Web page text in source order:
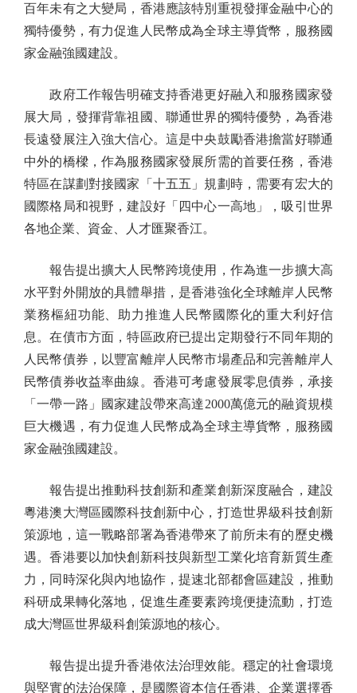
百年未有之大變局，香港應該特別重視發揮金融中心的
獨特優勢，有力促進人民幣成為全球主導貨幣，服務國
家金融強國建設。
政府工作報告明確支持香港更好融入和服務國家發
展大局，發揮背靠祖國、聯通世界的獨特優勢，為香港
長遠發展注入強大信心。這是中央鼓勵香港擔當好聯通
中外的橋樑，作為服務國家發展所需的首要任務，香港
特區在謀劃對接國家「十五五」規劃時，需要有宏大的
國際格局和視野，建設好「四中心一高地」，吸引世界
各地企業、資金、人才匯聚香江。
報告提出擴大人民幣跨境使用，作為進一步擴大高
水平對外開放的具體舉措，是香港強化全球離岸人民幣
業務樞紐功能、助力推進人民幣國際化的重大利好信
息。在債市方面，特區政府已提出定期發行不同年期的
人民幣債券，以豐富離岸人民幣市場產品和完善離岸人
民幣債券收益率曲線。香港可考慮發展零息債券，承接
「一帶一路」國家建設帶來高達2000萬億元的融資規模
巨大機遇，有力促進人民幣成為全球主導貨幣，服務國
家金融強國建設。
報告提出推動科技創新和產業創新深度融合，建設
粵港澳大灣區國際科技創新中心，打造世界級科技創新
策源地，這一戰略部署為香港帶來了前所未有的歷史機
遇。香港要以加快創新科技與新型工業化培育新質生產
力，同時深化與內地協作，提速北部都會區建設，推動
科研成果轉化落地，促進生產要素跨境便捷流動，打造
成大灣區世界級科創策源地的核心。
報告提出提升香港依法治理效能。穩定的社會環境
與堅實的法治保障，是國際資本信任香港、企業選擇香